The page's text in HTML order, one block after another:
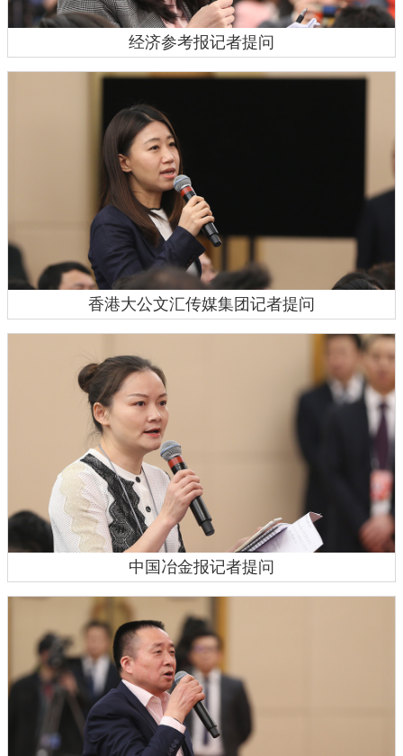
经济参考报记者提问
香港大公文汇传媒集团记者提问
中国冶金报记者提问